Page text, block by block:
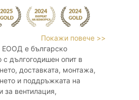
Покажи повече >>
ЕООД е българско
дългогодишен опит в
доставката, монтажа,
и поддръжката на
за вентилация,